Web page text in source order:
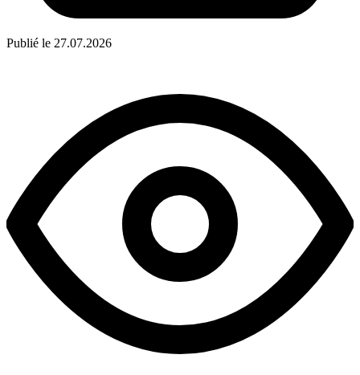
Publié le 27.07.2026